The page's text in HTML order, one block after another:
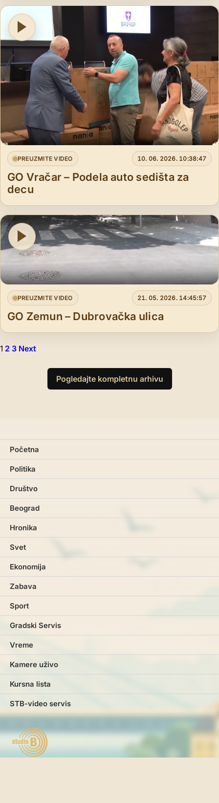
PREUZMITE VIDEO 10. 06. 2026. 10:38:47
GO Vračar – Podela auto sedišta za
decu
PREUZMITE VIDEO 21. 05. 2026. 14:45:57
GO Zemun – Dubrovačka ulica
Posts
pagination
1 2 3 Next
Pogledajte kompletnu arhivu
Početna
Politika
Društvo
Beograd
Hronika
Svet
Ekonomija
Zabava
Sport
Gradski Servis
Vreme
Kamere uživo
Kursna lista
STB-video servis